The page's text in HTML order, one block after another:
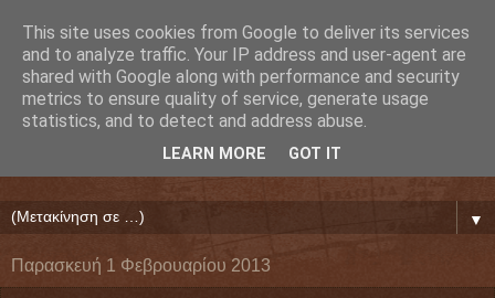
Ευάγγελος Κρητικός
ΠΡΟΕΔΡΟΣ ΕΘΝΙΚΗΣ ΟΜΟΣΠΟΝΔΙΑΣ ΔΑΝΕΙΟΛΗΠΤΩΝ
▼
Παρασκευή 1 Φεβρουαρίου 2013
This site uses cookies from Google to deliver its services
and to analyze traffic. Your IP address and user-agent are
shared with Google along with performance and security
metrics to ensure quality of service, generate usage
statistics, and to detect and address abuse.
LEARN MORE GOT IT